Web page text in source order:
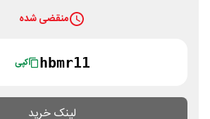
منقضی شده
hbmr11 کپی
لینک خرید